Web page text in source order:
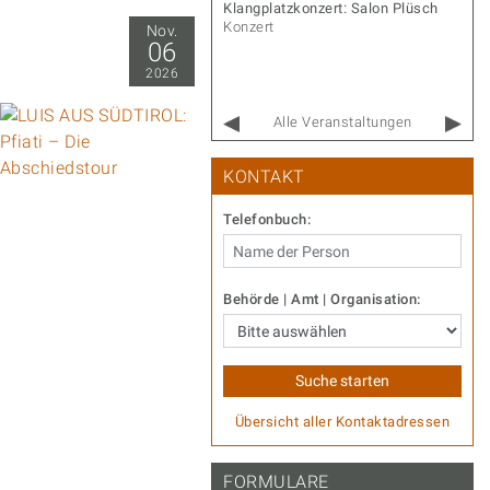
Nov.
06
2026
Klangplatzkonzert: Salon Plüsch
Konzert
Alle Veranstaltungen
KONTAKT
Telefonbuch:
Behörde | Amt | Organisation:
Übersicht aller Kontaktadressen
FORMULARE